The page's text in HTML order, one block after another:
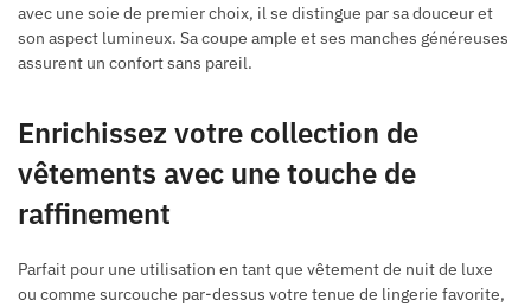
avec une soie de premier choix, il se distingue par sa douceur et
son aspect lumineux. Sa coupe ample et ses manches généreuses
assurent un confort sans pareil.
Enrichissez votre collection de
vêtements avec une touche de
raffinement
Parfait pour une utilisation en tant que vêtement de nuit de luxe
ou comme surcouche par-dessus votre tenue de lingerie favorite,